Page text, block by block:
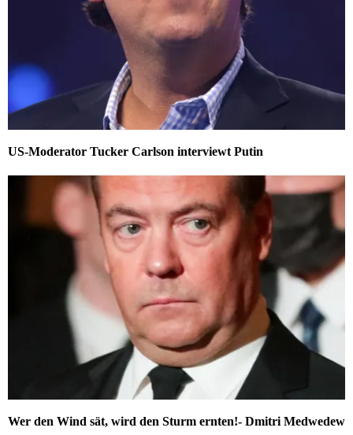
US-Moderator Tucker Carlson interviewt Putin
Wer den Wind sät, wird den Sturm ernten!- Dmitri Medwedew